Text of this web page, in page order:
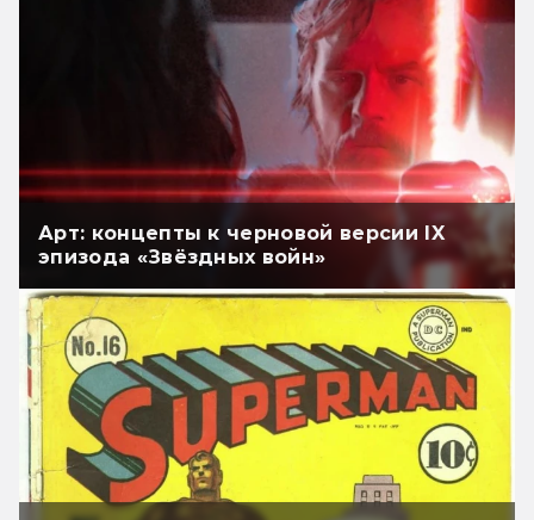
Арт: концепты к черновой версии IX
эпизода «Звёздных войн»